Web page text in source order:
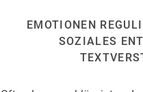
EMOTIONEN
SOZIALES